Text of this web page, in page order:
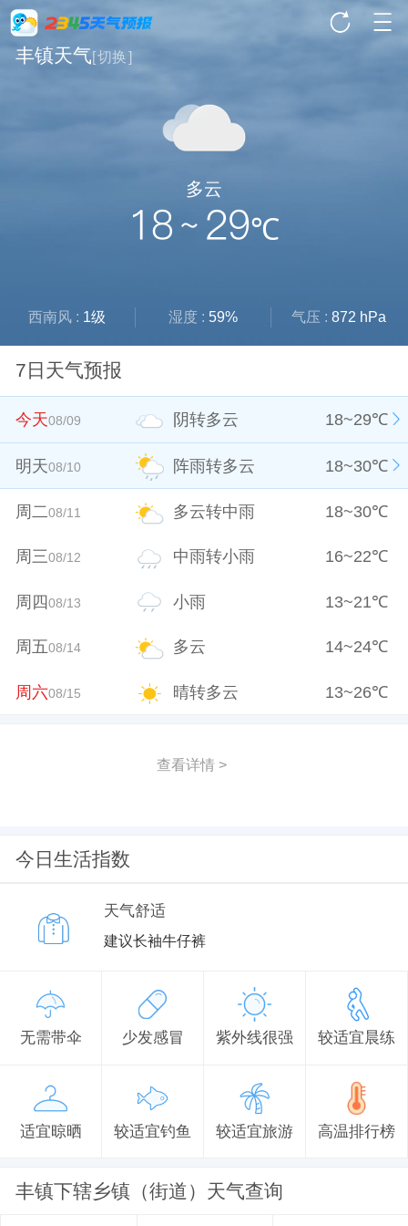
丰镇天气[切换]
多云
18 ~ 29℃
西南风 : 1级 湿度 : 59% 气压 : 872 hPa
7日天气预报
今天08/09 阴转多云 18~29℃
明天08/10 阵雨转多云 18~30℃
周二08/11 多云转中雨 18~30℃
周三08/12 中雨转小雨 16~22℃
周四08/13 小雨 13~21℃
周五08/14 多云 14~24℃
周六08/15 晴转多云 13~26℃
查看详情 >
今日生活指数
天气舒适
建议长袖牛仔裤
无需带伞 少发感冒 紫外线很强 较适宜晨练
适宜晾晒 较适宜钓鱼 较适宜旅游 高温排行榜
丰镇下辖乡镇（街道）天气查询